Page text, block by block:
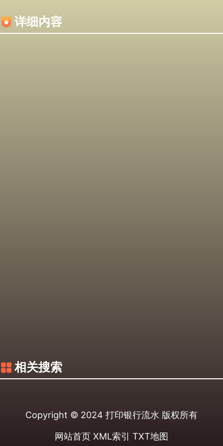
详细内容
相关搜索
Copyright © 2024 打印银行流水 版权所有
网站首页 XML索引 TXT地图